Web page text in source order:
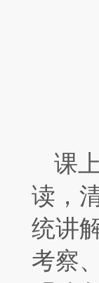
课
读，
统讲
考察